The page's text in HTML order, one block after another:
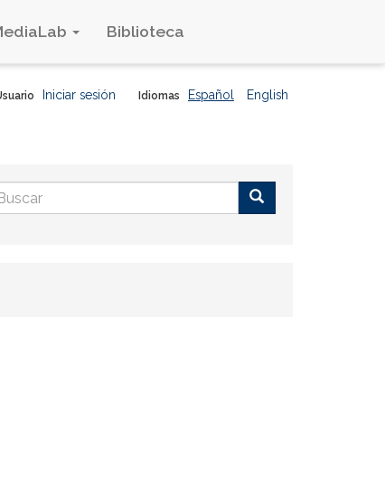
Biblioteca
Idiomas Español English
Iniciar sesión